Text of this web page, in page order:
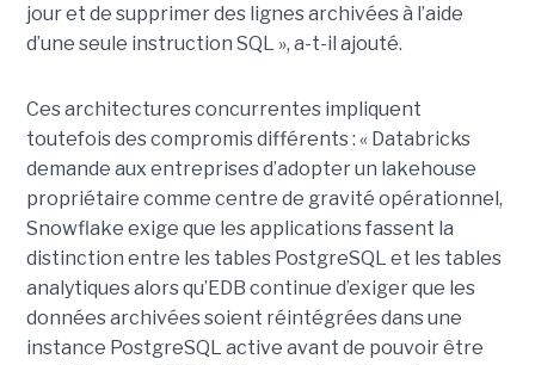
jour et de supprimer des lignes archivées à l’aide
d’une seule instruction SQL », a-t-il ajouté.
Ces architectures concurrentes impliquent
toutefois des compromis différents : « Databricks
demande aux entreprises d’adopter un lakehouse
propriétaire comme centre de gravité opérationnel,
Snowflake exige que les applications fassent la
distinction entre les tables PostgreSQL et les tables
analytiques alors qu’EDB continue d’exiger que les
données archivées soient réintégrées dans une
instance PostgreSQL active avant de pouvoir être